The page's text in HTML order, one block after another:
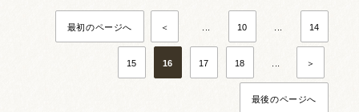
最初のページへ ＜ 10 14
15 16 17 18 ＞
最後のページへ